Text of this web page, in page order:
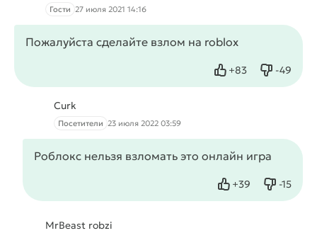
Гости 27 июля 2021 14:16
Пожалуйста сделайте взлом на roblox
+83
Нравится -49
Не
Curk
Посетители 23 июля 2022 03:59
Роблокс нельзя взломать это онлайн игра
+39
Нравится -15
Не
MrBeast robzi